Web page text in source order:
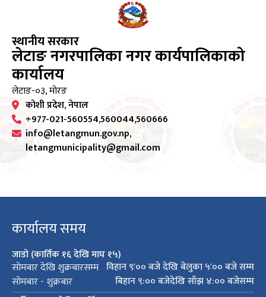
स्थानीय सरकार
लेटाङ नगरपालिका नगर कार्यपालिकाको
कार्यालय
लेटाङ-०३, मोरङ
कोशी प्रदेश, नेपाल
+977-021-560554,560044,560666
info@letangmun.gov.np,
letangmunicipality@gmail.com
कार्यालय समय
जाडो (कार्तिक १६ देखि माघ १५)
सोमबार देखि शुक्रबारसम्म विहान ९ः०० बजे देखि बेलुका ५ः०० बजे सम्म
सोमबार - शुक्रबार
बिहान ९:०० बजेदेखि साँझ ४:०० बजेसम्म